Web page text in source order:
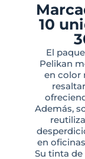
10
El
Pelikan
en color
Además,
en
Su tinta